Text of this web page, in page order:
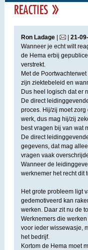
Ron Ladage| | 21-09-
Wanneer je echt wilt
de Hema erbij
verstrekt.
Met de
zijn ziektebeleid en
Dus heel logisch dat er
De direct
proces. Hij/zij moet
werk, dus mag hij/zij
best vragen bij van wat
De direct
gegevens, dat mag
vragen vaak
Wanneer de
werknemer het recht dit
Het grote probleem ligt
gedemotiveerd kan
werken. Daar zit nu de
Werknemers die
voor ieder wissewasje,
het bedrijf.
Kortom de Hema moet